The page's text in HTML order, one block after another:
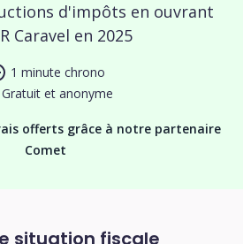
d'impôts en ouvrant
Caravel en 2025
1 minute chrono
Gratuit et anonyme
offerts grâce à notre partenaire
Comet
situation fiscale